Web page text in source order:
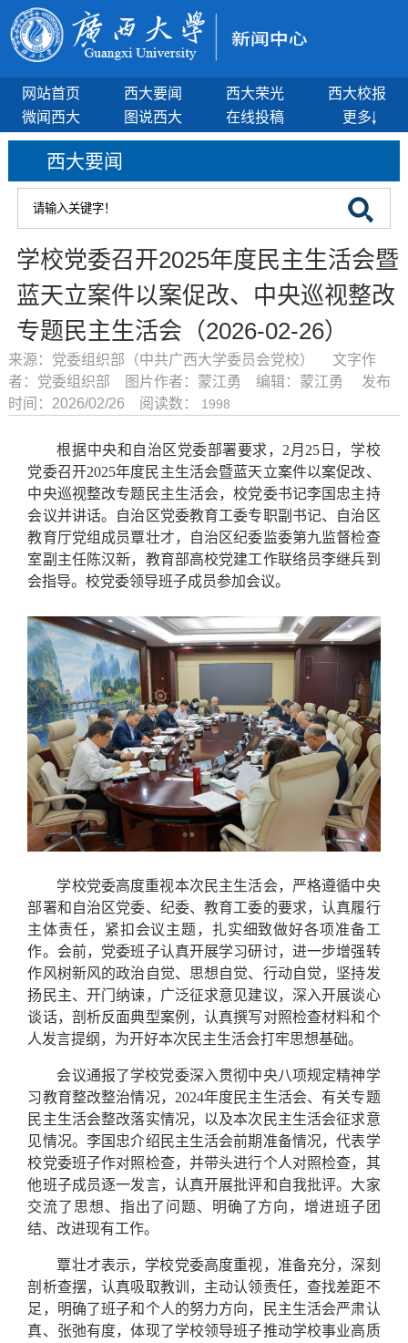
网站首页 西大要闻 西大荣光
西大校报
微闻西大
图说西大 在线投稿 更多
西大要闻
学校党委召开2025年度民主生活会暨
蓝天立案件以案促改、中央巡视整改
专题民主生活会（2026-02-26）
来源：党委组织部（中共广西大学委员会党校） 文字作
者：党委组织部 图片作者：蒙江勇 编辑：蒙江勇 发布
时间：2026/02/26 阅读数：
1998
根据中央和自治区党委部署要求，2月25日，学校
党委召开2025年度民主生活会暨蓝天立案件以案促改、
中央巡视整改专题民主生活会，校党委书记李国忠主持
会议并讲话。自治区党委教育工委专职副书记、自治区
教育厅党组成员覃壮才，自治区纪委监委第九监督检查
室副主任陈汉新，教育部高校党建工作联络员李继兵到
会指导。校党委领导班子成员参加会议。
学校党委高度重视本次民主生活会，严格遵循中央
部署和自治区党委、纪委、教育工委的要求，认真履行
主体责任，紧扣会议主题，扎实细致做好各项准备工
作。会前，党委班子认真开展学习研讨，进一步增强转
作风树新风的政治自觉、思想自觉、行动自觉，坚持发
扬民主、开门纳谏，广泛征求意见建议，深入开展谈心
谈话，剖析反面典型案例，认真撰写对照检查材料和个
人发言提纲，为开好本次民主生活会打牢思想基础。
会议通报了学校党委深入贯彻中央八项规定精神学
习教育整改整治情况，2024年度民主生活会、有关专题
民主生活会整改落实情况，以及本次民主生活会征求意
见情况。李国忠介绍民主生活会前期准备情况，代表学
校党委班子作对照检查，并带头进行个人对照检查，其
他班子成员逐一发言，认真开展批评和自我批评。大家
交流了思想、指出了问题、明确了方向，增进班子团
结、改进现有工作。
覃壮才表示，学校党委高度重视，准备充分，深刻
剖析查摆，认真吸取教训，主动认领责任，查找差距不
足，明确了班子和个人的努力方向，民主生活会严肃认
真、张弛有度，体现了学校领导班子推动学校事业高质